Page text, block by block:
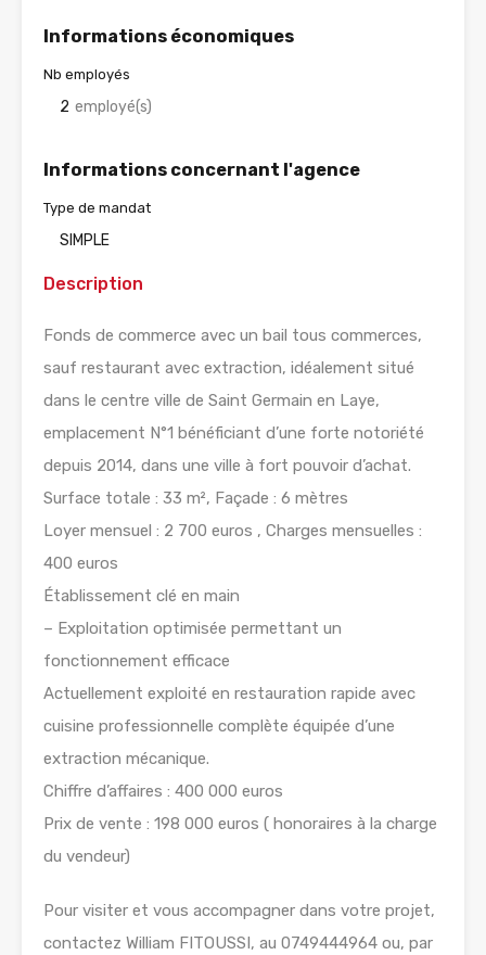
Informations économiques
Nb employés
2 employé(s)
Informations concernant l'agence
Type de mandat
SIMPLE
Description
Fonds de commerce avec un bail tous commerces,
sauf restaurant avec extraction, idéalement situé
dans le centre ville de Saint Germain en Laye,
emplacement N°1 bénéficiant d’une forte notoriété
depuis 2014, dans une ville à fort pouvoir d’achat.
Surface totale : 33 m², Façade : 6 mètres
Loyer mensuel : 2 700 euros , Charges mensuelles :
400 euros
Établissement clé en main
– Exploitation optimisée permettant un
fonctionnement efficace
Actuellement exploité en restauration rapide avec
cuisine professionnelle complète équipée d’une
extraction mécanique.
Chiffre d’affaires : 400 000 euros
Prix de vente : 198 000 euros ( honoraires à la charge
du vendeur)
Pour visiter et vous accompagner dans votre projet,
contactez William FITOUSSI, au 0749444964 ou, par